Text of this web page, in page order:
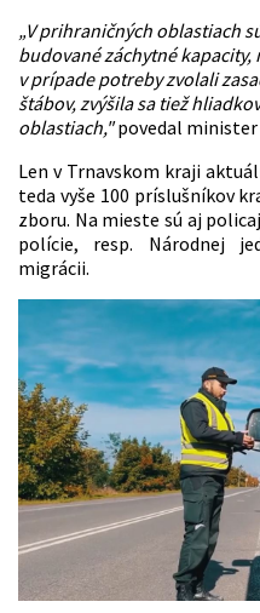
„V prihraničných oblastiach
budované záchytné
v prípade potreby zvolali
štábov, zvýšila sa tiež
oblastiach,"povedal minister
Len v Trnavskom kraji
teda vyše 100 príslušníkov
zboru. Na mieste sú aj
polície, resp. Národnej
migrácii.